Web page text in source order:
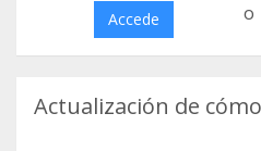
Accede o
Actualización de